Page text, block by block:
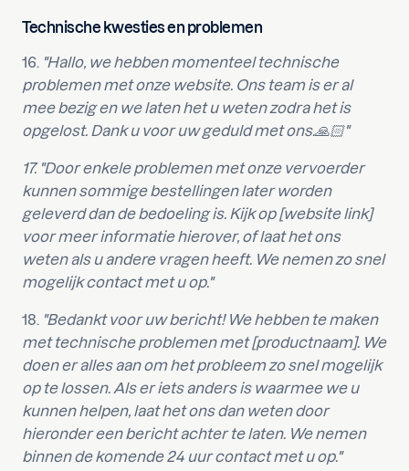
Technische kwesties en problemen
16. "Hallo, we hebben momenteel technische
problemen met onze website. Ons team is er al
mee bezig en we laten het u weten zodra het is
opgelost. Dank u voor uw geduld met ons.🙏🏻"
17. "Door enkele problemen met onze vervoerder
kunnen sommige bestellingen later worden
geleverd dan de bedoeling is. Kijk op [website link]
voor meer informatie hierover, of laat het ons
weten als u andere vragen heeft. We nemen zo snel
mogelijk contact met u op."
18. "Bedankt voor uw bericht! We hebben te maken
met technische problemen met [productnaam]. We
doen er alles aan om het probleem zo snel mogelijk
op te lossen. Als er iets anders is waarmee we u
kunnen helpen, laat het ons dan weten door
hieronder een bericht achter te laten. We nemen
binnen de komende 24 uur contact met u op."